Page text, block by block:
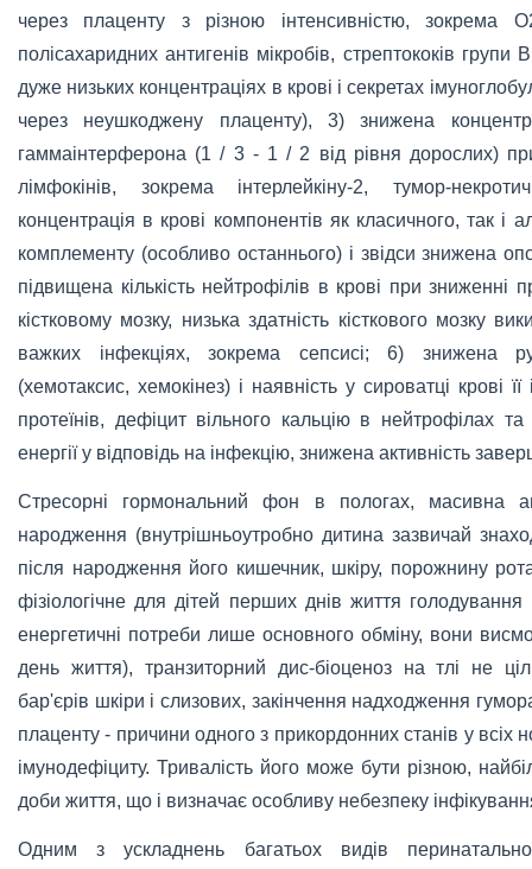
через плаценту з різною інтенсивністю, зокрема
полісахаридних антигенів мікробів, стрептококів
дуже низьких концентраціях в крові і секретах
через неушкоджену плаценту), 3) знижена
гаммаінтерферона (1 / 3 - 1 / 2 від рівня дорослих)
лімфокінів, зокрема інтерлейкіну-2, тумор-
концентрація в крові компонентів як класичного, так і
комплементу (особливо останнього) і звідси знижена
підвищена кількість нейтрофілів в крові при зниженні
кістковому мозку, низька здатність кісткового мозку
важких інфекціях, зокрема сепсисі; 6) знижена
(хемотаксис, хемокінез) і наявність у сироватці крові
протеїнів, дефіцит вільного кальцію в нейтрофілах та
енергії у відповідь на інфекцію, знижена активність
Стресорні гормональний фон в пологах, масивна
народження (внутрішньоутробно дитина зазвичай
після народження його кишечник, шкіру, порожнину
фізіологічне для дітей перших днів життя
енергетичні потреби лише основного обміну, вони
день життя), транзиторний дис-біоценоз на тлі не
бар'єрів шкіри і слизових, закінчення надходження
плаценту - причини одного з прикордонних станів у всіх
імунодефіциту. Тривалість його може бути різною,
доби життя, що і визначає особливу небезпеку
Одним з ускладнень багатьох видів